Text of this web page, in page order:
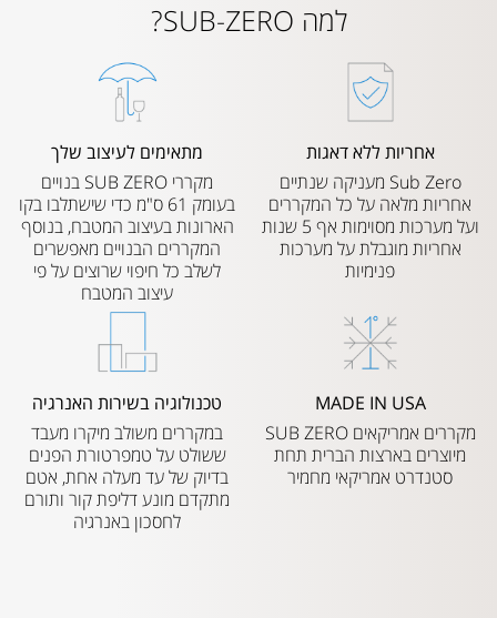
למה SUB-ZERO?
אחריות ללא דאגות
Sub Zero מעניקה שנתיים
אחריות מלאה על כל המקררים
ועל מערכות מסוימות אף 5 שנות
אחריות מוגבלת על מערכות
פנימיות
מתאימים לעיצוב שלך
מקררי SUB ZERO בנויים
בעומק 61 ס"מ כדי שישתלבו בקו
הארונות בעיצוב המטבח, בנוסף
המקררים הבנויים מאפשרים
לשלב כל חיפוי שרוצים על פי
עיצוב המטבח
MADE IN USA
מקררים אמריקאים SUB ZERO
מיוצרים בארצות הברית תחת
סטנדרט אמריקאי מחמיר
טכנולוגיה בשירות האנרגיה
במקררים משולב מיקרו מעבד
ששולט על טמפרטורת הפנים
בדיוק של עד מעלה אחת, אטם
מתקדם מונע דליפת קור ותורם
לחסכון באנרגיה